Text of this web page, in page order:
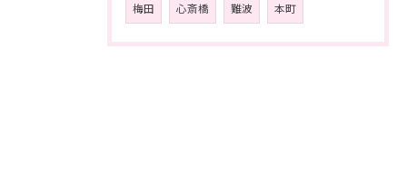
梅田 心斎橋 難波 本町